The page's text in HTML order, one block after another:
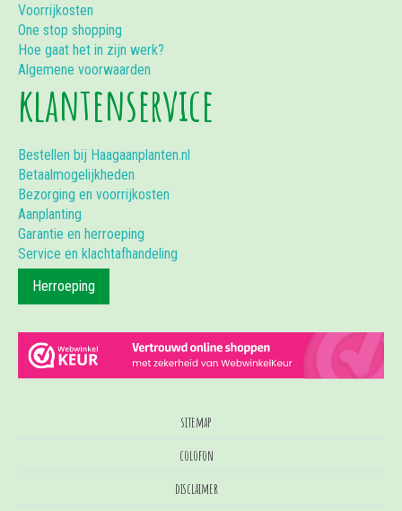
Voorrijkosten
One stop shopping
Hoe gaat het in zijn werk?
Algemene voorwaarden
klantenservice
Bestellen bij Haagaanplanten.nl
Betaalmogelijkheden
Bezorging en voorrijkosten
Aanplanting
Garantie en herroeping
Service en klachtafhandeling
Herroeping
sitemap
colofon
disclaimer